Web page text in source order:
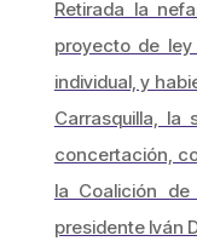
Retirada la
proyecto de
individual, y
Carrasquilla, la
concertación,
la Coalición
presidente Iván